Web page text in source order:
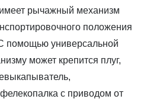
рычажный механизм
положения
помощью универсальной
может крепится плуг,
с приводом от